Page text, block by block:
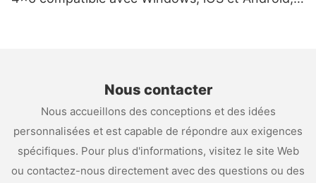
Nous contacter
Nous accueillons des conceptions et des idées
personnalisées et est capable de répondre aux exigences
spécifiques. Pour plus d'informations, visitez le site Web
ou contactez-nous directement avec des questions ou des